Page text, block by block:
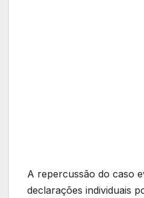
A repercussão do caso
declarações individuais